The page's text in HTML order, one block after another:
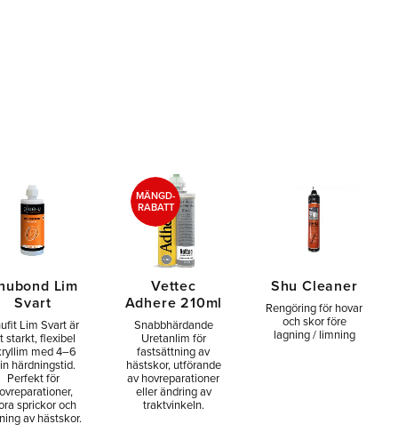
Lim
Svart
Lim Svart är
starkt, flexibel
med 4–6
härdningstid.
Perfekt för
sprickor och
av hästskor.
Vettec
Adhere 210ml
Snabbhärdande
Uretanlim för
fastsättning av
hästskor, utförande
av hovreparationer
eller ändring av
traktvinkeln.
MÄNGD-
RABATT
Shu Cleaner
Rengöring för hovar
och skor före
lagning / limning